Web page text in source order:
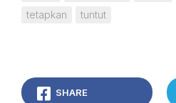
tetapkan
tuntut
SHARE